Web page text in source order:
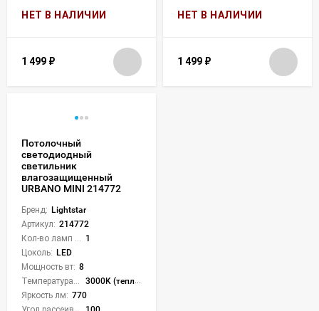
НЕТ В НАЛИЧИИ
1 499 ₽
НЕТ В НАЛИЧИИ
1 499 ₽
Потолочный
светодиодный
светильник
влагозащищенный
URBANO MINI 214772
Бренд: Lightstar
Артикул: 214772
1
Цоколь: LED
Мощность вт: 8
3000K (теплый)
Яркость лм: 770